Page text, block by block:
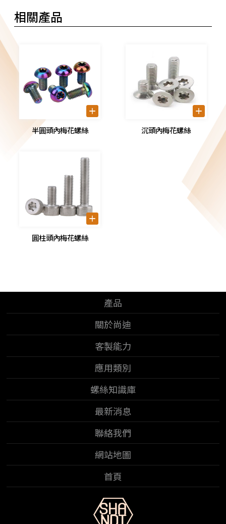
相關產品
半圓頭內梅花螺絲 沉頭內梅花螺絲
圓柱頭內梅花螺絲
產品
關於尚迪
客製能力
應用類別
螺絲知識庫
最新消息
聯絡我們
網站地圖
首頁